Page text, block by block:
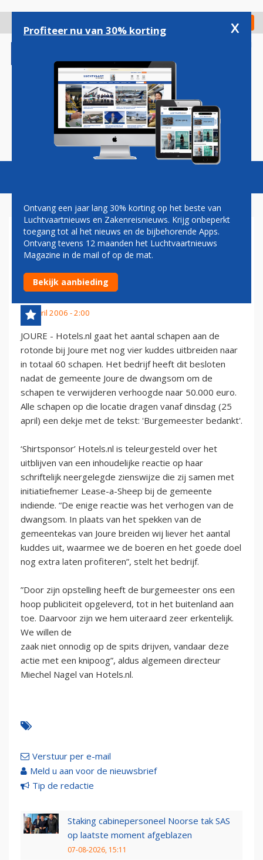
gaan
Check in
Magazine Podcasts Vacatures
HOTELS.NL BREIDT AANTAL
SCHAAPKUDDES IN JOURE
UIT
24 april 2006 - 2:00
JOURE - Hotels.nl gaat het aantal schapen aan de
rotonde bij Joure met nog vier kuddes uitbreiden naar
in totaal 60 schapen. Het bedrijf heeft dit besloten
nadat de gemeente Joure de dwangsom om de
schapen te verwijderen verhoogde naar 50.000 euro.
Alle schapen op die locatie dragen vanaf dinsdag (25
april) een dekje met de tekst: 'Burgemeester bedankt'.
‘Shirtsponsor’ Hotels.nl is teleurgesteld over het
uitblijven van een inhoudelijke reactie op haar
schriftelijk neergelegde zienswijze die zij samen met
initiatiefnemer Lease-a-Sheep bij de gemeente
indiende. “De enige reactie was het verhogen van de
dwangsom. In plaats van het spekken van de
gemeentekas van Joure breiden wij liever het aantal
kuddes uit, waarmee we de boeren en het goede doel
nog extra laten profiteren”, stelt het bedrijf.
”Door zijn opstelling heeft de burgemeester ons een
hoop publiciteit opgeleverd, tot in het buitenland aan
toe. Daarvoor zijn we hem uiteraard zeer erkentelijk.
We willen de
zaak niet onnodig op de spits drijven, vandaar deze
actie met een knipoog”, aldus algemeen directeur
Miechel Nagel van Hotels.nl.
Verstuur per e-mail
Meld u aan voor de nieuwsbrief
Tip de redactie
Staking cabinepersoneel Noorse tak SAS
op laatste moment afgeblazen
07-08-2026, 15:11
Profiteer nu van 30% korting x
Ontvang een jaar lang 30% korting op het beste van
Luchtvaartnieuws en Zakenreisnieuws. Krijg onbeperkt
toegang tot al het nieuws en de bijbehorende Apps.
Ontvang tevens 12 maanden het Luchtvaartnieuws
Magazine in de mail of op de mat.
Bekijk aanbieding